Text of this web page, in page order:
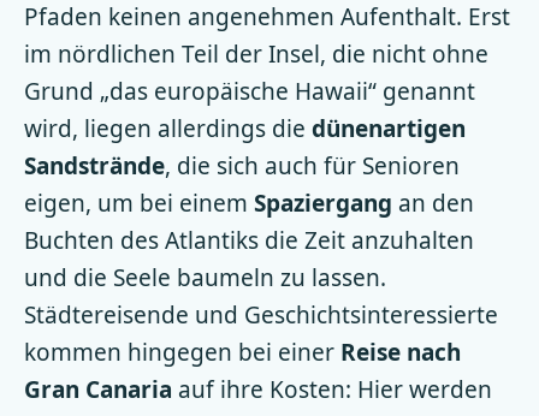
Pfaden keinen angenehmen Aufenthalt. Erst
im nördlichen Teil der Insel, die nicht ohne
Grund „das europäische Hawaii“ genannt
wird, liegen allerdings die dünenartigen
Sandstrände, die sich auch für Senioren
eigen, um bei einem Spaziergang an den
Buchten des Atlantiks die Zeit anzuhalten
und die Seele baumeln zu lassen.
Städtereisende und Geschichtsinteressierte
kommen hingegen bei einer Reise nach
Gran Canaria auf ihre Kosten: Hier werden